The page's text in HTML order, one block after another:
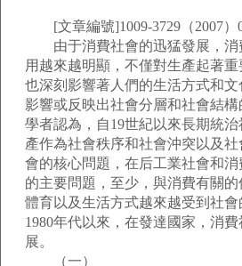
[文章編號]1009-3729（2007）
由于消費社會的迅猛發展，消
用越來越明顯，不僅對生產起著重
也深刻影響著人們的生活方式和
影響或反映出社會分層和社會結
學者認為，自19世紀以來長期統
產作為社會秩序和社會沖突以及
會的核心問題，在后工業社會和
的主要問題，至少，與消費有關的
體育以及生活方式越來越受到社
1980年代以來，在發達國家，消
展。
（一）